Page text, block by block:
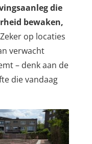
die
bewaken,
Zeker op locaties
verwacht
– denk aan de
die vandaag